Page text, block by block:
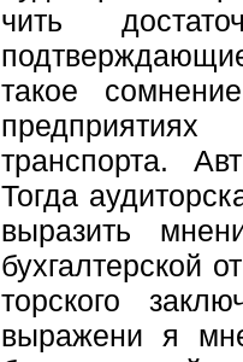
чить
такое
транспорта.
Тогда
выразить
бухгалтерской
торского
выражени я